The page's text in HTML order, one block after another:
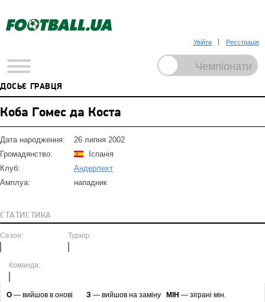
Увійти Реєстрація
ДОСЬЄ ГРАВЦЯ
Коба Гомес да Коста
Дата народження:
26 липня 2002
Громадянство:
Іспанія
Клуб:
Андерлехт
Амплуа:
нападник
СТАТИСТИКА
Сезон: Турнір:
Команда:
O — вийшов в онові З — вийшов на заміну МІН — зіграні мін.